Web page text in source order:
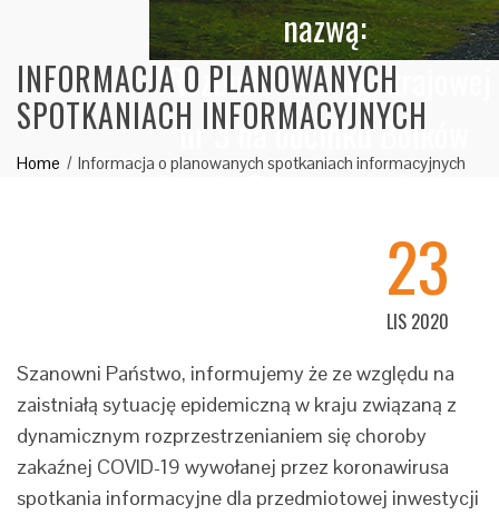
nazwą:
"Rozbudowa drogi krajowej
nr 3 na odcinku Bolków
Jelenia Góra wraz z budową
obwodnicy Kaczorowa"
INFORMACJA O PLANOWANYCH
SPOTKANIACH INFORMACYJNYCH
Home Informacja o planowanych spotkaniach informacyjnych
23
LIS 2020
Szanowni Państwo, informujemy że ze względu na
zaistniałą sytuację epidemiczną w kraju związaną z
dynamicznym rozprzestrzenianiem się choroby
zakaźnej COVID-19 wywołanej przez koronawirusa
spotkania informacyjne dla przedmiotowej inwestycji